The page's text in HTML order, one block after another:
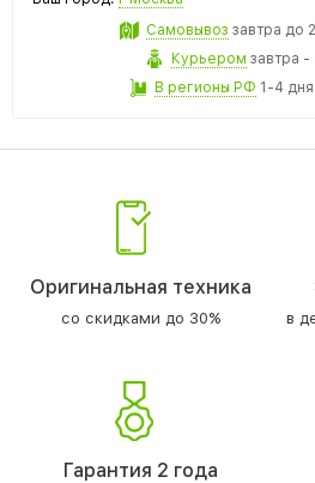
Самовывоз завтра до
Курьером завтра -
В регионы РФ 1-4 дня
Оригинальная техника
со скидками до 30% в
Гарантия 2 года